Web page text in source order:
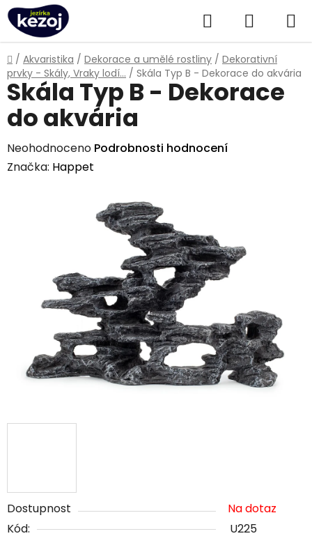
Přejít
na
obsah
Hledat
KOŠÍK
Domů
/ Akvaristika / Dekorace a umělé rostliny / Dekorativní
prvky - Skály, Vraky lodí... / Skála Typ B - Dekorace do akvária
Dostupnost
Na dotaz
Kód:
U225
Skála Typ B - Dekorace
do akvária
Průměrné
hodnocení
hvězdiček.
Neohodnoceno Podrobnosti hodnocení
Značka: Happet